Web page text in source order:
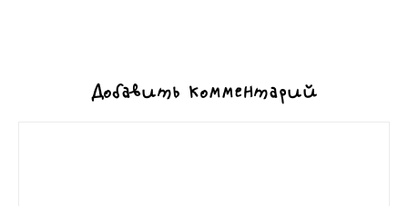
Добавить комментарий